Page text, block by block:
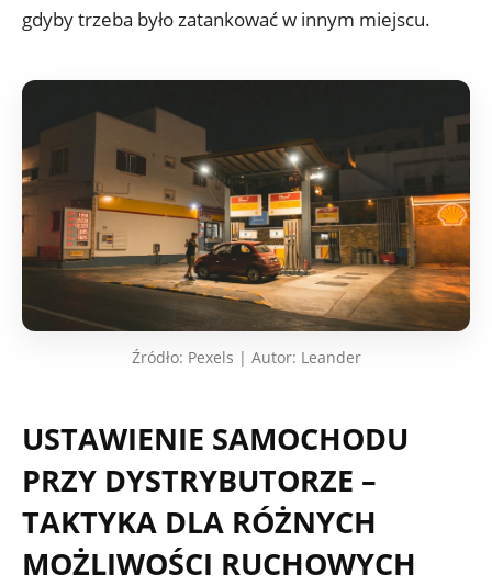
gdyby trzeba było zatankować w innym miejscu.
Źródło: Pexels | Autor: Leander
USTAWIENIE SAMOCHODU
PRZY DYSTRYBUTORZE –
TAKTYKA DLA RÓŻNYCH
MOŻLIWOŚCI RUCHOWYCH